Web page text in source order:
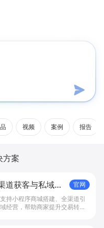
视频 案例 报告
方案
道获客与私域复
官网
持小程序商城搭建、全渠道引
经营，帮助商家提升交易转化